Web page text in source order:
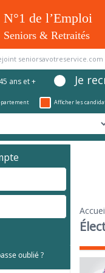
été contacté(e) >
45 ans et + Je
Afficher les
oublié ?